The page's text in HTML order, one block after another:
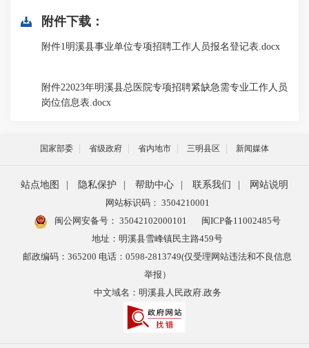
附件下载：
附件1明溪县事业单位专项招聘工作人员报名登记表.docx
附件22023年明溪县总医院专项招聘紧缺急需专业工作人员
岗位信息表.docx
国家部委 省级政府 省内地市 三明县区 新闻媒体
站点地图 隐私保护 帮助中心 联系我们
网站说明
网站标识码： 3504210001
闽公网安备号： 35042102000101
闽ICP备11002485号
地址：明溪县雪峰镇民主路459号
邮政编码：365200 电话：0598-2813749(仅受理网站违法和不良信息
举报）
中文域名：明溪县人民政府.政务